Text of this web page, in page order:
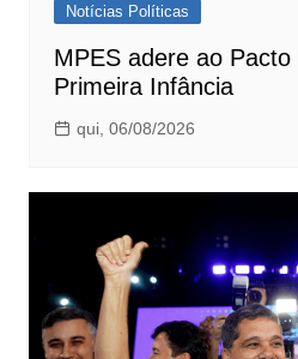
Notícias Políticas
MPES adere ao
Primeira Infância
qui, 06/08/2026